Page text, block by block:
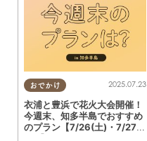
おでかけ 2025.07.23
衣浦と豊浜で花火大会開催！
今週末、知多半島でおすすめ
のプラン【7/26(土)・7/27